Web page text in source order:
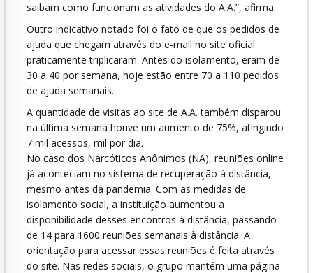
saibam como funcionam as atividades do A.A.”, afirma.
Outro indicativo notado foi o fato de que os pedidos de
ajuda que chegam através do e-mail no site oficial
praticamente triplicaram. Antes do isolamento, eram de
30 a 40 por semana, hoje estão entre 70 a 110 pedidos
de ajuda semanais.
A quantidade de visitas ao site de A.A. também disparou:
na última semana houve um aumento de 75%, atingindo
7 mil acessos, mil por dia.
No caso dos Narcóticos Anônimos (NA), reuniões online
já aconteciam no sistema de recuperação à distância,
mesmo antes da pandemia. Com as medidas de
isolamento social, a instituição aumentou a
disponibilidade desses encontros à distância, passando
de 14 para 1600 reuniões semanais à distância. A
orientação para acessar essas reuniões é feita através
do site. Nas redes sociais, o grupo mantém uma página